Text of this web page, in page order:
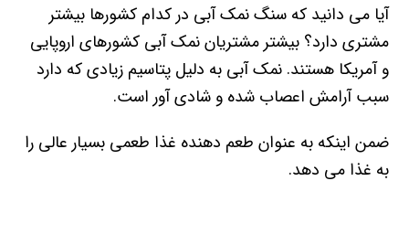
آیا می دانید که سنگ نمک آبی در کدام کشورها بیشتر
مشتری دارد؟ بیشتر مشتریان نمک آبی کشورهای اروپایی
و آمریکا هستند. نمک آبی به دلیل پتاسیم زیادی که دارد
سبب آرامش اعصاب شده و شادی آور است.
ضمن اینکه به عنوان طعم دهنده غذا طعمی بسیار عالی را
به غذا می دهد.